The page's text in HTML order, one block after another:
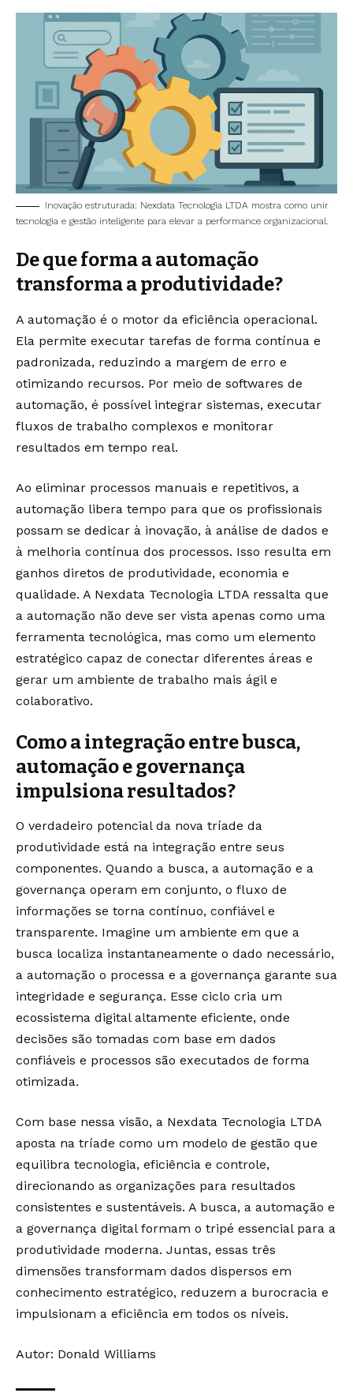
Inovação estruturada: Nexdata Tecnologia LTDA mostra como unir
tecnologia e gestão inteligente para elevar a performance organizacional.
De que forma a automação
transforma a produtividade?
A automação é o motor da eficiência operacional.
Ela permite executar tarefas de forma contínua e
padronizada, reduzindo a margem de erro e
otimizando recursos. Por meio de softwares de
automação, é possível integrar sistemas, executar
fluxos de trabalho complexos e monitorar
resultados em tempo real.
Ao eliminar processos manuais e repetitivos, a
automação libera tempo para que os profissionais
possam se dedicar à inovação, à análise de dados e
à melhoria contínua dos processos. Isso resulta em
ganhos diretos de produtividade, economia e
qualidade. A Nexdata Tecnologia LTDA ressalta que
a automação não deve ser vista apenas como uma
ferramenta tecnológica, mas como um elemento
estratégico capaz de conectar diferentes áreas e
gerar um ambiente de trabalho mais ágil e
colaborativo.
Como a integração entre busca,
automação e governança
impulsiona resultados?
O verdadeiro potencial da nova tríade da
produtividade está na integração entre seus
componentes. Quando a busca, a automação e a
governança operam em conjunto, o fluxo de
informações se torna contínuo, confiável e
transparente. Imagine um ambiente em que a
busca localiza instantaneamente o dado necessário,
a automação o processa e a governança garante sua
integridade e segurança. Esse ciclo cria um
ecossistema digital altamente eficiente, onde
decisões são tomadas com base em dados
confiáveis e processos são executados de forma
otimizada.
Com base nessa visão, a Nexdata Tecnologia LTDA
aposta na tríade como um modelo de gestão que
equilibra tecnologia, eficiência e controle,
direcionando as organizações para resultados
consistentes e sustentáveis. A busca, a automação e
a governança digital formam o tripé essencial para a
produtividade moderna. Juntas, essas três
dimensões transformam dados dispersos em
conhecimento estratégico, reduzem a burocracia e
impulsionam a eficiência em todos os níveis.
Autor: Donald Williams